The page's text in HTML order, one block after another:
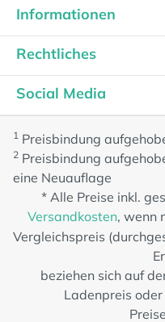
Informationen
Rechtliches
Social Media
1 Preisbindung
2 Preisbindung
eine Neuauflage
* Alle Preise inkl.
Versandkosten, wenn
Vergleichspreis
beziehen sich auf
Ladenpreis